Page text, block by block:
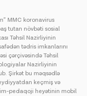
MMC koronavirus
tutan növbəti sosial
Təhsil Nazirliyinin
tədris imkanlarını
çərçivəsində Təhsil
Nazirliyinin
Şirkət bu məqsədlə
keçmiş və
pedaqoji heyətinin mobil